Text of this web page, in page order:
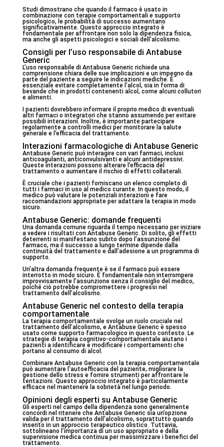
Studi dimostrano che quando il farmaco è usato in
combinazione con terapie comportamentali e supporto
psicologico, le probabilità di successo aumentano
significativamente. Questo approccio integrato è
fondamentale per affrontare non solo la dipendenza fisica,
ma anche gli aspetti psicologici e sociali dell’alcolismo.
Consigli per l’uso responsabile di Antabuse
Generic
L’uso responsabile di Antabuse Generic richiede una
comprensione chiara delle sue implicazioni e un impegno da
parte del paziente a seguire le indicazioni mediche. È
essenziale evitare completamente l’alcol, sia in forma di
bevande che in prodotti contenenti alcol, come alcuni collutori
e alimenti.
I pazienti dovrebbero informare il proprio medico di eventuali
altri farmaci o integratori che stanno assumendo per evitare
possibili interazioni. Inoltre, è importante partecipare
regolarmente a controlli medici per monitorare la salute
generale e l’efficacia del trattamento.
Interazioni farmacologiche di Antabuse Generic
Antabuse Generic può interagire con vari farmaci, inclusi
anticoagulanti, anticonvulsivanti e alcuni antidepressivi.
Queste interazioni possono alterare l’efficacia del
trattamento o aumentare il rischio di effetti collaterali.
È cruciale che i pazienti forniscano un elenco completo di
tutti i farmaci in uso al medico curante. In questo modo, il
medico può valutare le potenziali interazioni e fare
raccomandazioni appropriate per adattare la terapia in modo
sicuro.
Antabuse Generic: domande frequenti
Una domanda comune riguarda il tempo necessario per iniziare
a vedere i risultati con Antabuse Generic. Di solito, gli effetti
deterrenti si manifestano subito dopo l’assunzione del
farmaco, ma il successo a lungo termine dipende dalla
continuità del trattamento e dall’adesione a un programma di
supporto.
Un’altra domanda frequente è se il farmaco può essere
interrotto in modo sicuro. È fondamentale non interrompere
improvvisamente l’assunzione senza il consiglio del medico,
poiché ciò potrebbe compromettere i progressi nel
trattamento dell’alcolismo.
Antabuse Generic nel contesto della terapia
comportamentale
La terapia comportamentale svolge un ruolo cruciale nel
trattamento dell’alcolismo, e Antabuse Generic è spesso
usato come supporto farmacologico in questo contesto. Le
strategie di terapia cognitivo-comportamentale aiutano i
pazienti a identificare e modificare i comportamenti che
portano al consumo di alcol.
Combinare Antabuse Generic con la terapia comportamentale
può aumentare l’autoefficacia del paziente, migliorare la
gestione dello stress e fornire strumenti per affrontare le
tentazioni. Questo approccio integrato è particolarmente
efficace nel mantenere la sobrietà nel lungo periodo.
Opinioni degli esperti su Antabuse Generic
Gli esperti nel campo della dipendenza sono generalmente
concordi nel ritenere che Antabuse Generic sia un’opzione
valida per il trattamento dell’alcolismo, soprattutto quando
inserito in un approccio terapeutico olistico. Tuttavia,
sottolineano l’importanza di un uso appropriato e della
supervisione medica continua per massimizzare i benefici del
trattamento.